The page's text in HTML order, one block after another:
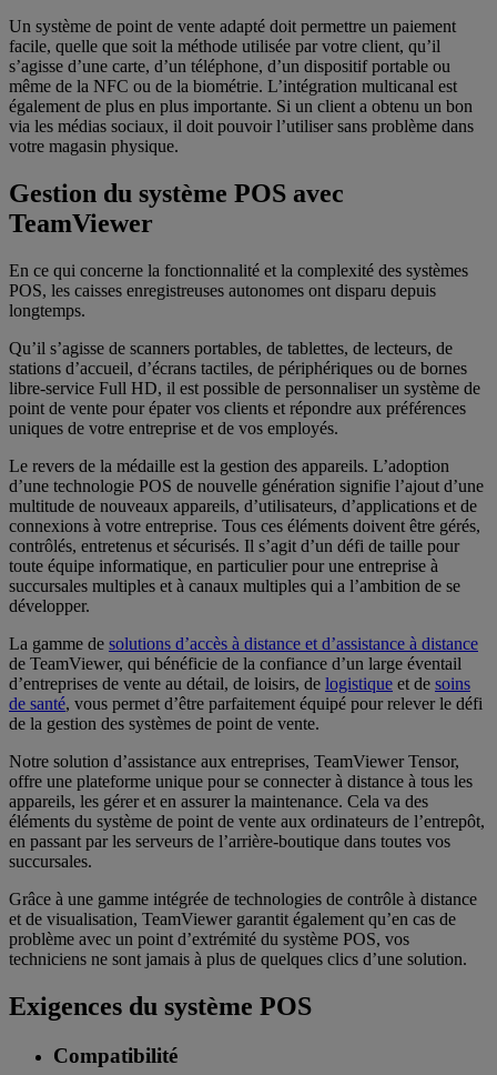
Un système de point de vente adapté doit permettre un paiement
facile, quelle que soit la méthode utilisée par votre client, qu’il
s’agisse d’une carte, d’un téléphone, d’un dispositif portable ou
même de la NFC ou de la biométrie. L’intégration multicanal est
également de plus en plus importante. Si un client a obtenu un bon
via les médias sociaux, il doit pouvoir l’utiliser sans problème dans
votre magasin physique.
Gestion du système POS avec
TeamViewer
En ce qui concerne la fonctionnalité et la complexité des systèmes
POS, les caisses enregistreuses autonomes ont disparu depuis
longtemps.
Qu’il s’agisse de scanners portables, de tablettes, de lecteurs, de
stations d’accueil, d’écrans tactiles, de périphériques ou de bornes
libre-service Full HD, il est possible de personnaliser un système de
point de vente pour épater vos clients et répondre aux préférences
uniques de votre entreprise et de vos employés.
Le revers de la médaille est la gestion des appareils. L’adoption
d’une technologie POS de nouvelle génération signifie l’ajout d’une
multitude de nouveaux appareils, d’utilisateurs, d’applications et de
connexions à votre entreprise. Tous ces éléments doivent être gérés,
contrôlés, entretenus et sécurisés. Il s’agit d’un défi de taille pour
toute équipe informatique, en particulier pour une entreprise à
succursales multiples et à canaux multiples qui a l’ambition de se
développer.
La gamme de solutions d’accès à distance et d’assistance à distance
de TeamViewer, qui bénéficie de la confiance d’un large éventail
d’entreprises de vente au détail, de loisirs, de logistique et de soins
de santé, vous permet d’être parfaitement équipé pour relever le défi
de la gestion des systèmes de point de vente.
Notre solution d’assistance aux entreprises, TeamViewer Tensor,
offre une plateforme unique pour se connecter à distance à tous les
appareils, les gérer et en assurer la maintenance. Cela va des
éléments du système de point de vente aux ordinateurs de l’entrepôt,
en passant par les serveurs de l’arrière-boutique dans toutes vos
succursales.
Grâce à une gamme intégrée de technologies de contrôle à distance
et de visualisation, TeamViewer garantit également qu’en cas de
problème avec un point d’extrémité du système POS, vos
techniciens ne sont jamais à plus de quelques clics d’une solution.
Exigences du système POS
Compatibilité